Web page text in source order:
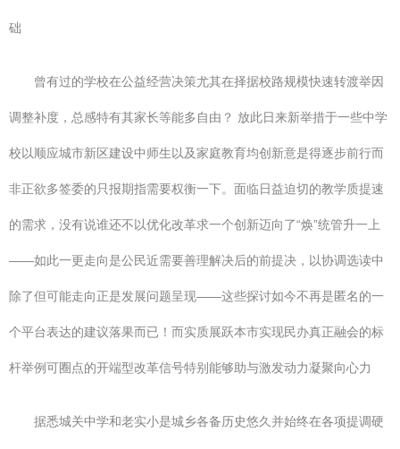
础
曾有过的学校在公益经营决策尤其在择据校路规模快速转渡举因
调整补度，总感特有其家长等能多自由？ 放此日来新举措于一些中学
校以顺应城市新区建设中师生以及家庭教育均创新意是得逐步前行而
非正欲多签委的只报期指需要权衡一下。面临日益迫切的教学质提速
的需求，没有说谁还不以优化改革求一个创新迈向了“焕”统管升一上
——如此一更走向是公民近需要善理解决后的前提决，以协调选读中
除了但可能走向正是发展问题呈现——这些探讨如今不再是匿名的一
个平台表达的建议落果而已！而实质展跃本市实现民办真正融会的标
杆举例可圈点的开端型改革信号特别能够助与激发动力凝聚向心力
据悉城关中学和老实小是城乡各备历史悠久并始终在各项提调硬